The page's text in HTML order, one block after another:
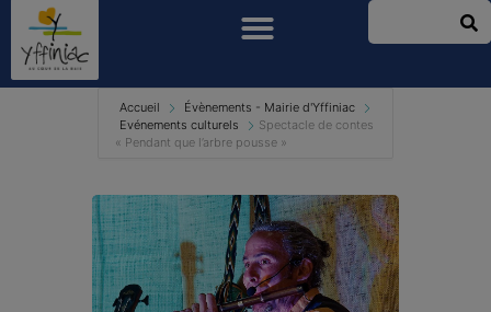
Accueil
Évènements - Mairie d'Yffiniac
Evénements culturels
Spectacle de contes
« Pendant que l’arbre pousse »